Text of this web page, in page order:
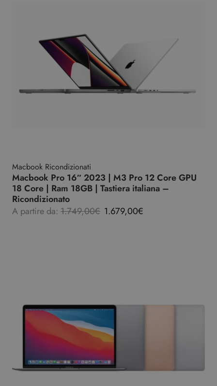
Macbook Ricondizionati
Macbook Pro 16″ 2023 | M3 Pro 12 Core GPU
18 Core | Ram 18GB | Tastiera italiana –
Ricondizionato
A partire da: 1.749,00€ 1.679,00€